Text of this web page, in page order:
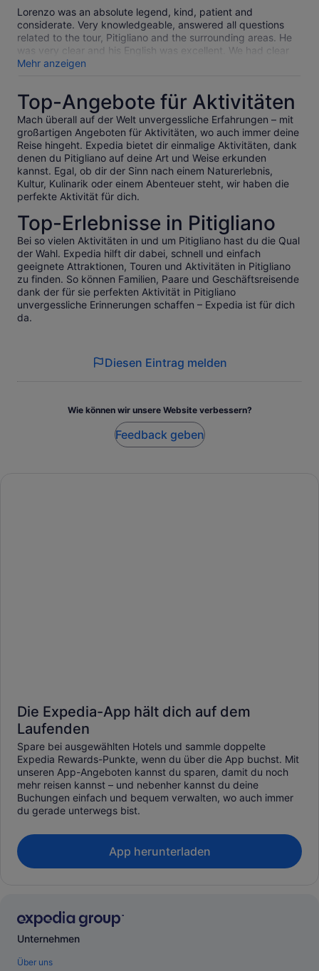
unseren
geprüften
Bewertungen.
Lorenzo was an absolute legend, kind, patient and
considerate. Very knowledgeable, answered all questions
related to the tour, Pitigliano and the surrounding areas. He
was very clear and his English was excellent. We had clear
instructions for pick up and bang on time. The cost of the
his and the group’s company at the end of the tour, we
shared wine, food and stories. There is nothing that could
make this trip or tour better, thank you Lorenzo.
Mehr anzeigen
Top-Angebote für Aktivitäten
Mach überall auf der Welt unvergessliche Erfahrungen – mit
großartigen Angeboten für Aktivitäten, wo auch immer deine
Reise hingeht. Expedia bietet dir einmalige Aktivitäten, dank
denen du Pitigliano auf deine Art und Weise erkunden
kannst. Egal, ob dir der Sinn nach einem Naturerlebnis,
Kultur, Kulinarik oder einem Abenteuer steht, wir haben die
perfekte Aktivität für dich.
Top-Erlebnisse in Pitigliano
Bei so vielen Aktivitäten in und um Pitigliano hast du die Qual
der Wahl. Expedia hilft dir dabei, schnell und einfach
geeignete Attraktionen, Touren und Aktivitäten in Pitigliano
zu finden. So können Familien, Paare und Geschäftsreisende
dank der für sie perfekten Aktivität in Pitigliano
unvergessliche Erinnerungen schaffen – Expedia ist für dich
da.
Diesen Eintrag melden
Wie können wir unsere Website verbessern?
Feedback geben
Die Expedia-App hält dich auf dem
Laufenden
Spare bei ausgewählten Hotels und sammle doppelte
Expedia Rewards-Punkte, wenn du über die App buchst. Mit
unseren App-Angeboten kannst du sparen, damit du noch
mehr reisen kannst – und nebenher kannst du deine
Buchungen einfach und bequem verwalten, wo auch immer
du gerade unterwegs bist.
App herunterladen
Unternehmen
Über uns